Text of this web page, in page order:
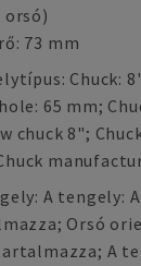
orsó)
73 mm
Chuck:
65 mm;
chuck 8";
A tengely:
Orsó
A